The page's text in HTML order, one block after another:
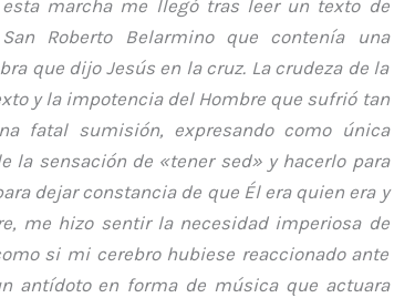
esta marcha me llegó tras leer un texto de
San Roberto Belarmino que contenía una
que dijo Jesús en la cruz. La crudeza de la
y la impotencia del Hombre que sufrió tan
fatal sumisión, expresando como única
la sensación de «tener sed» y hacerlo para
dejar constancia de que Él era quien era y
me hizo sentir la necesidad imperiosa de
si mi cerebro hubiese reaccionado ante
antídoto en forma de música que actuara